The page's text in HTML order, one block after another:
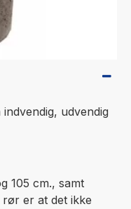
udvendig
105 cm., samt
er at det ikke